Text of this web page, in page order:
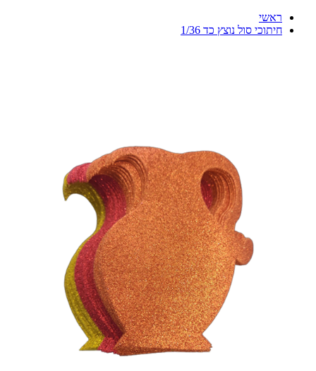
ראשי
חיתוכי סול נוצץ כד 1/36